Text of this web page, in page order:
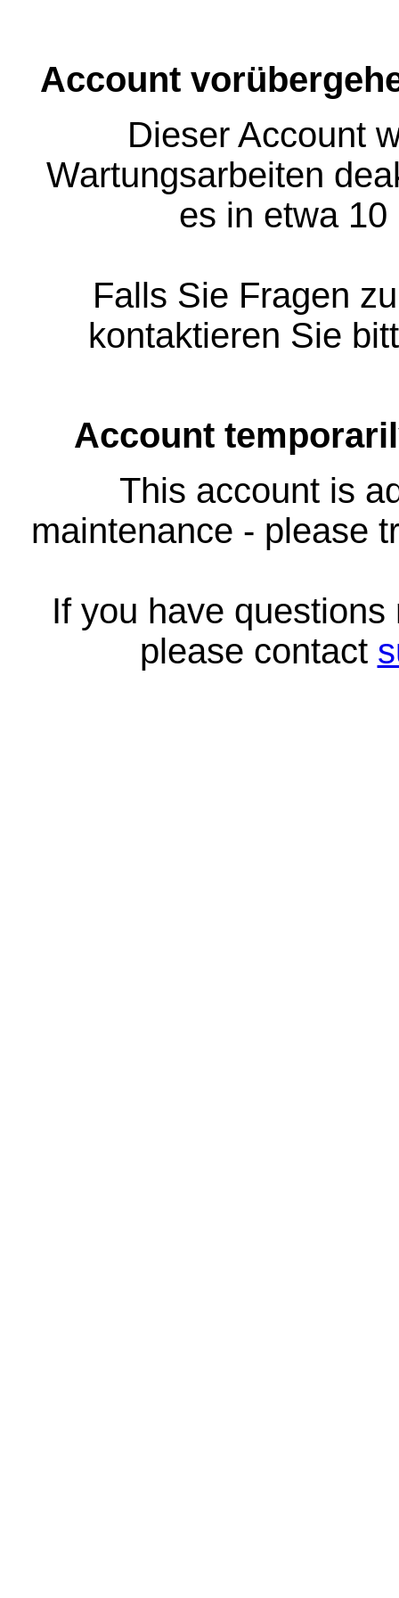
Account
Dieser Account
Wartungsarbeiten
es in etwa
Falls Sie Fragen
kontaktieren Sie
Account
This account is
maintenance - please
If you have
please contact